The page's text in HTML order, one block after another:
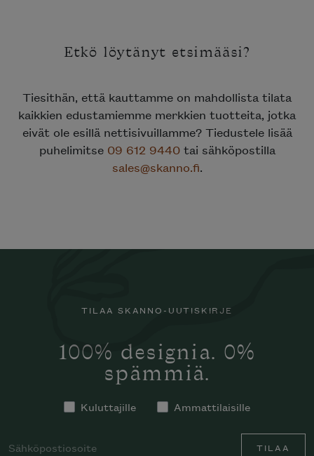
Etkö löytänyt etsimääsi?
Tiesithän, että kauttamme on mahdollista tilata
kaikkien edustamiemme merkkien tuotteita, jotka
eivät ole esillä nettisivuillamme? Tiedustele lisää
puhelimitse 09 612 9440tai sähköpostilla
sales@skanno.fi.
TILAA SKANNO-UUTISKIRJE
100% designia. 0%
spämmiä.
Kuluttajille Ammattilaisille
TILAA